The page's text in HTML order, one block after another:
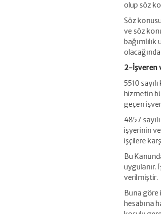
olup söz
Söz
ve söz
2-İşveren
5510
hizmetin
geçen
4857
işyerinin
işçilere
Bu
uygulanır.
verilmiştir.
Buna göre
hesabına